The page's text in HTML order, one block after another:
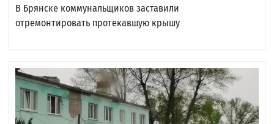
В Брянске коммунальщиков заставили
отремонтировать протекавшую крышу